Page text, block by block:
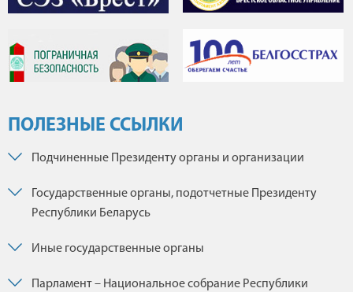
ПОЛЕЗНЫЕ ССЫЛКИ
Подчиненные Президенту органы и организации
Государственные органы, подотчетные Президенту
Республики Беларусь
Иные государственные органы
Парламент – Национальное собрание Республики